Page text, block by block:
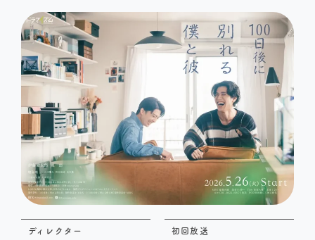
ディレクター
初回放送